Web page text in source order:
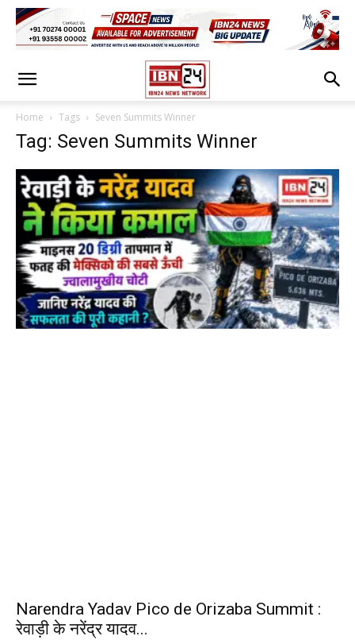
Home Tags Seven Summits Winner
Tag: Seven Summits Winner
Narendra Yadav Pico de Orizaba Summit :
रेवाड़ी के नरेंद्र यादव...